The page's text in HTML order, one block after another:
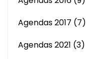
Agendas 2017 (7)
Agendas 2021 (3)